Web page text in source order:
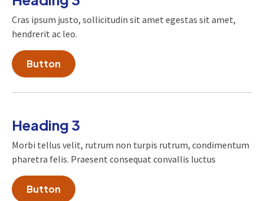
Cras ipsum justo, sollicitudin sit amet egestas sit amet,
hendrerit ac leo.
Button
Heading 3
Morbi tellus velit, rutrum non turpis rutrum, condimentum
pharetra felis. Praesent consequat convallis luctus
Button